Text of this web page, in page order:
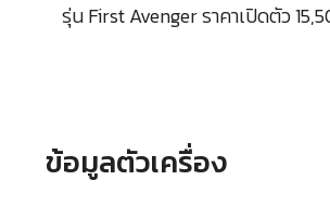
รุ่น First Avenger ราคาเปิดตัว
ข้อมูลตัวเครื่อง